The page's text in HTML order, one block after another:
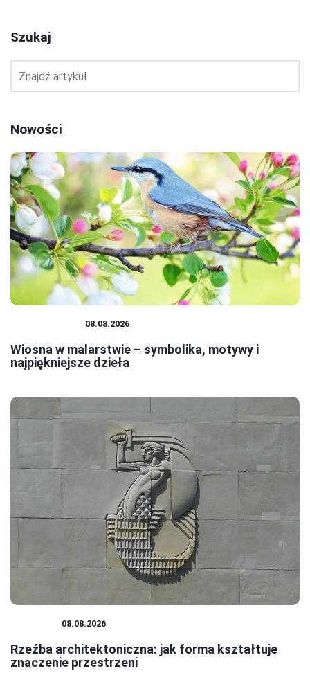
Szukaj
Nowości
08.08.2026
Wiosna w malarstwie – symbolika, motywy i
najpiękniejsze dzieła
08.08.2026
Rzeźba architektoniczna: jak forma kształtuje
znaczenie przestrzeni